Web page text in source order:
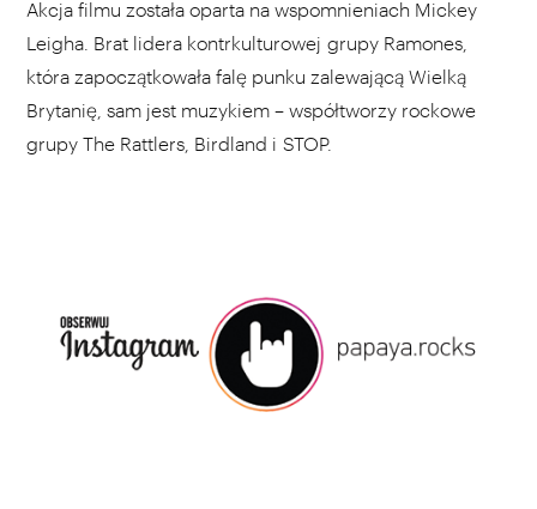
Akcja filmu została oparta na wspomnieniach Mickey
Leigha. Brat lidera kontrkulturowej grupy Ramones,
która zapoczątkowała falę punku zalewającą Wielką
Brytanię, sam jest muzykiem – współtworzy rockowe
grupy The Rattlers, Birdland i STOP.